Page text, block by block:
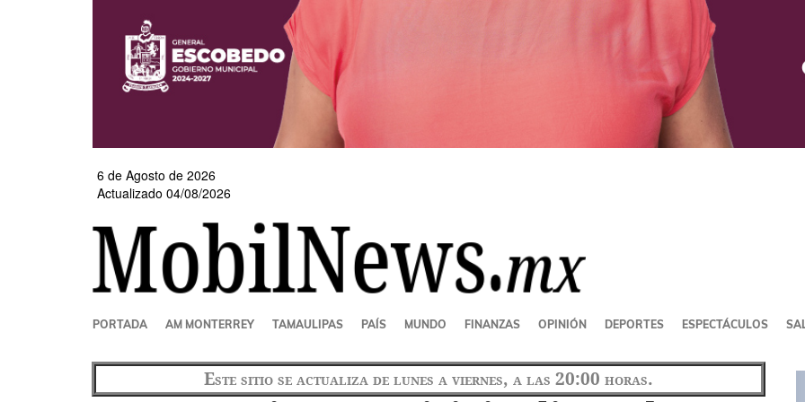
6 de Agosto de 2026
Actualizado 04/08/2026
SECCIONES
PORTADA AM MONTERREY TAMAULIPAS PAÍS MUNDO FINANZAS OPINIÓN DEPORTES ESPECTÁCULOS
Este sitio se actualiza de lunes a viernes, a las 20:00 horas.